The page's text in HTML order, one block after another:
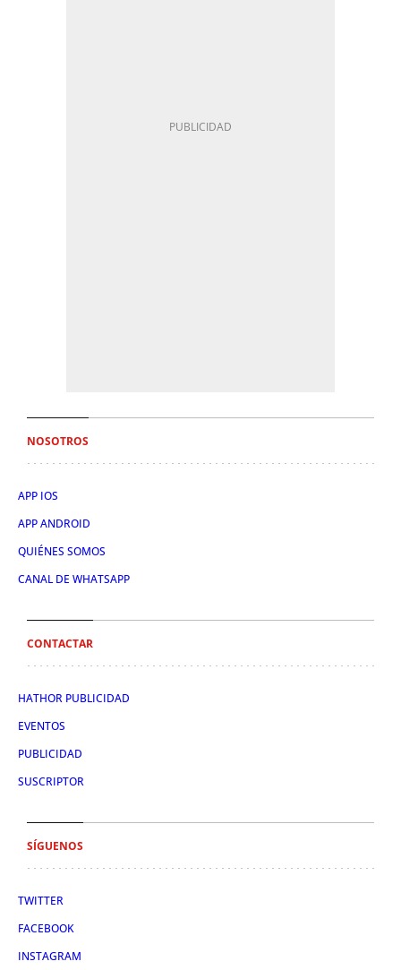
NOSOTROS
APP IOS
APP ANDROID
QUIÉNES SOMOS
CANAL DE WHATSAPP
CONTACTAR
HATHOR PUBLICIDAD
EVENTOS
PUBLICIDAD
SUSCRIPTOR
SÍGUENOS
TWITTER
FACEBOOK
INSTAGRAM